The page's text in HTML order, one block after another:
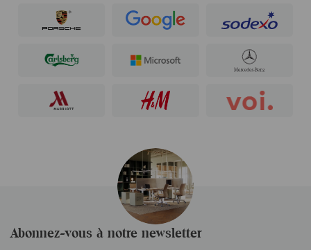
Abonnez-vous à notre newsletter